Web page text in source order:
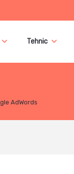
Tehnic
AdWords